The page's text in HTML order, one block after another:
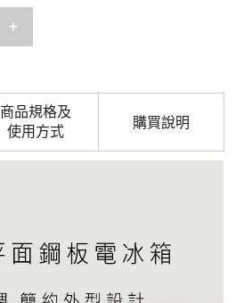
商品規格及
使用方式
購買說明